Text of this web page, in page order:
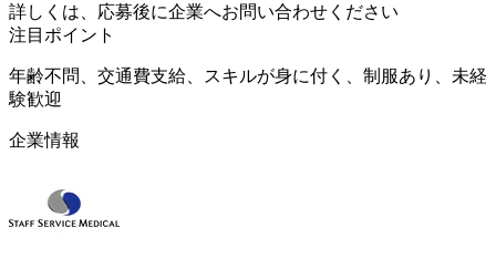
詳しくは、応募後に企業へお問い合わせください
注目ポイント
年齢不問、交通費支給、スキルが身に付く、制服あり、未経
験歓迎
企業情報